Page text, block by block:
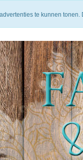
te kunnen